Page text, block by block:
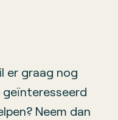
er graag nog
geïnteresseerd
Neem dan